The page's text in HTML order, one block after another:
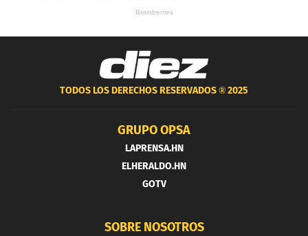
TODOS LOS DERECHOS RESERVADOS ®2025
GRUPO OPSA
LAPRENSA.HN
ELHERALDO.HN
GOTV
SOBRE NOSOTROS